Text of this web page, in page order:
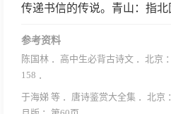
传递书信的传说。青山：指北
参考资料
陈国林 ．高中生必背古诗文 ．北京
158 ．
于海娣 等 ．唐诗鉴赏大全集 ．北京